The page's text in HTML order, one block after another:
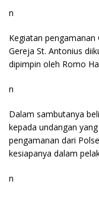
n
Kegiatan pengamanan
Gereja St. Antonius
dipimpin oleh Romo
n
Dalam sambutanya
kepada undangan
pengamanan dari
kesiapanya dalam
n